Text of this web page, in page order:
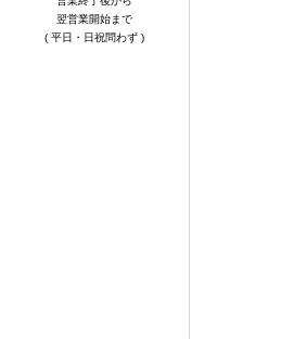
翌営業開始まで
( 平日・日祝問わず )